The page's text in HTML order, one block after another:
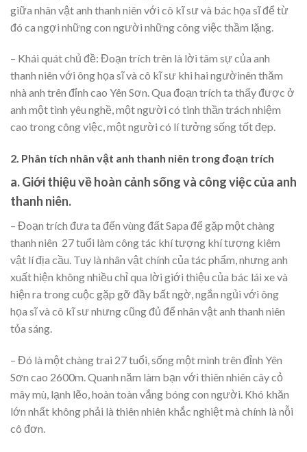
giữa nhân vật anh thanh niên với cô kĩ sư và bác họa sĩ để từ
đó ca ngợi những con người những công việc thầm lặng.
– Khái quát chủ đề: Đoạn trích trên là lời tâm sự của anh
thanh niên với ông họa sĩ và cô kĩ sư khi hai ngườinên thăm
nhà anh trên đỉnh cao Yên Sơn. Qua đoạn trích ta thấy được ở
anh một tình yêu nghề, một người có tinh thần trách nhiệm
cao trong công việc, một người có lí tưởng sống tốt đẹp.
2. Phân tích nhân vật anh thanh niên trong đoạn trích
a. Giới thiệu về hoàn cảnh sống và công việc của anh
thanh niên.
– Đoạn trích đưa ta đến vùng đất Sapa để gặp một chàng
thanh niên 27 tuổi làm công tác khí tượng khí tượng kiêm
vật lí địa cầu. Tuy là nhân vật chính của tác phẩm, nhưng anh
xuất hiện không nhiều chỉ qua lời giới thiệu của bác lái xe và
hiện ra trong cuộc gặp gỡ đầy bất ngờ, ngắn ngủi với ông
họa sĩ và cô kĩ sư nhưng cũng đủ để nhân vật anh thanh niên
tỏa sáng.
– Đó là một chàng trai 27 tuổi, sống một mình trên đỉnh Yên
Sơn cao 2600m. Quanh năm làm bạn với thiên nhiên cây cỏ
mây mù, lạnh lẽo, hoàn toàn vắng bóng con người. Khó khăn
lớn nhất không phải là thiên nhiên khắc nghiệt mà chính là nỗi
cô đơn.